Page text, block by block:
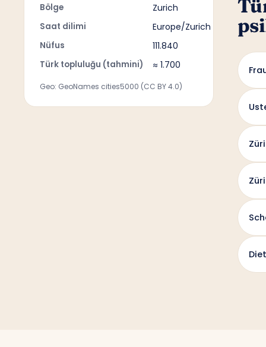
Bölge Zurich
Saat dilimi Europe/Zurich
Nüfus 111.840
Türk topluluğu (tahmini) ≈ 1.700
Geo: GeoNames cities5000 (CC BY 4.0)